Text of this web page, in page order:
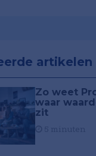
artikelen
Zo weet
waar
zit